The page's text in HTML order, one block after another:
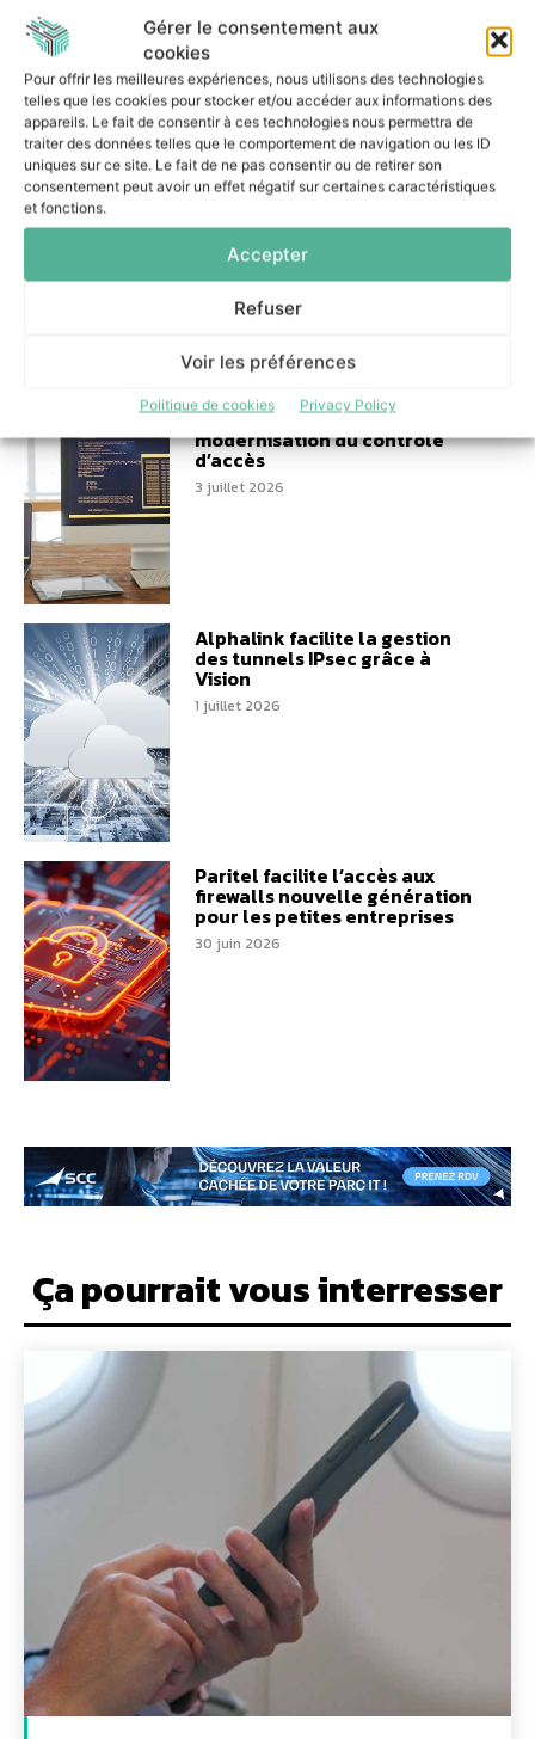
Gérer le consentement aux
cookies
Pour offrir les meilleures expériences, nous utilisons des technologies
telles que les cookies pour stocker et/ou accéder aux informations des
appareils. Le fait de consentir à ces technologies nous permettra de
traiter des données telles que le comportement de navigation ou les ID
uniques sur ce site. Le fait de ne pas consentir ou de retirer son
consentement peut avoir un effet négatif sur certaines caractéristiques
et fonctions.
Accepter
Refuser
Voir les préférences
Politique de cookies Privacy Policy
L’IA au service du
manufacturing : l’approche
agnostique de delaware
France
7 juillet 2026
Architecture ouverte : HID et
Genetec repensent la
modernisation du contrôle
d’accès
3 juillet 2026
Alphalink facilite la gestion
des tunnels IPsec grâce à
Vision
1 juillet 2026
Paritel facilite l’accès aux
firewalls nouvelle génération
pour les petites entreprises
30 juin 2026
Ça pourrait vous interresser